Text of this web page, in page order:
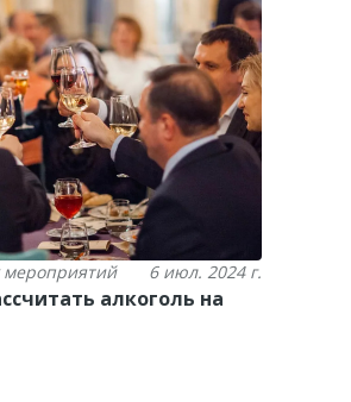
6 июл. 2024 г.
алкоголь на